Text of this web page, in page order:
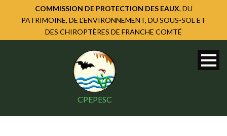
COMMISSION DE PROTECTION DES EAUX, DU
PATRIMOINE, DE L'ENVIRONNEMENT, DU SOUS-SOL ET
DES CHIROPTÈRES DE FRANCHE COMTÉ
CPEPESC